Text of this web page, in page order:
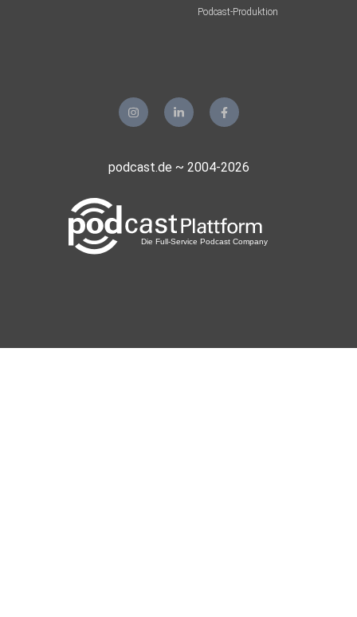
Podcast-Produktion
podcast.de ~ 2004-2026